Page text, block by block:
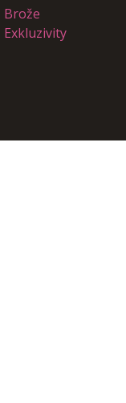
Brože
Exkluzivity